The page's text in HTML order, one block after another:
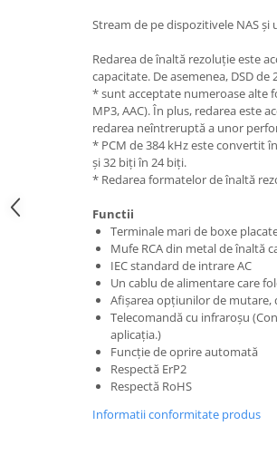
Stream de pe dispozitivele NAS și
Redarea de înaltă rezoluție este
capacitate. De asemenea, DSD de
* sunt acceptate numeroase alte
MP3, AAC). În plus, redarea este
redarea neîntreruptă a unor
* PCM de 384 kHz este convertit
și 32 biți în 24 biți.
* Redarea formatelor de înaltă
Functii
Terminale mari de boxe
Mufe RCA din metal de înaltă
IEC standard de intrare AC
Un cablu de alimentare care
Afișarea opțiunilor de
Telecomandă cu infraroșu
aplicația.)
Funcție de oprire automată
Respectă ErP2
Respectă RoHS
Informatii conformitate produs